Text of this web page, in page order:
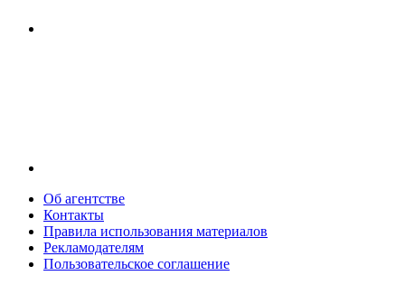
Об агентстве
Контакты
Правила использования материалов
Рекламодателям
Пользовательское соглашение